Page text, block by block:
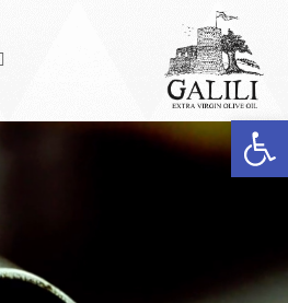
פתח סרגל נגישות